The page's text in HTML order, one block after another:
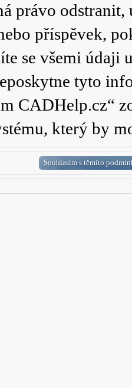
právo
příspěvek,
se všemi údaji
tyto
CADHelp.cz“
který by